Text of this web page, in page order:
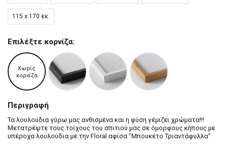
115 x 170 εκ.
Επιλέξτε κορνίζα:
Χωρίς
κορνίζα
Περιγραφή
Τα λουλούδια γύρω μας ανθισμένα και η φύση γέμιζει χρώματα!!!
Μετατρέψτε τους τοίχους του σπιτιού μας σε όμορφους κήπους με
υπέροχα λουλούδια με την Floral αφίσα "Μπουκέτο Τριαντάφυλλα"